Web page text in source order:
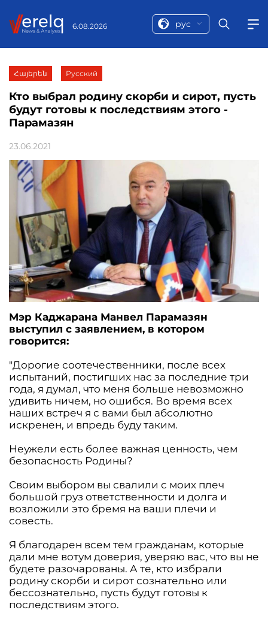
6.08.2026 рус
Հայերեն Русский
Кто выбрал родину скорби и сирот, пусть
будут готовы к последствиям этого -
Парамазян
23.06.2021
Мэр Каджарана Манвел Парамазян
выступил с заявлением, в котором
говорится:
"Дорогие соотечественники, после всех
испытаний, постигших нас за последние три
года, я думал, что меня больше невозможно
удивить ничем, но ошибся. Во время всех
наших встреч я с вами был абсолютно
искренен, и впредь буду таким.
Неужели есть более важная ценность, чем
безопасность Родины?
Своим выбором вы свалили с моих плеч
большой груз ответственности и долга и
возложили это бремя на ваши плечи и
совесть.
Я благодарен всем тем гражданам, которые
дали мне вотум доверия, уверяю вас, что вы не
будете разочарованы. А те, кто избрали
родину скорби и сирот сознательно или
бессознательно, пусть будут готовы к
последствиям этого.